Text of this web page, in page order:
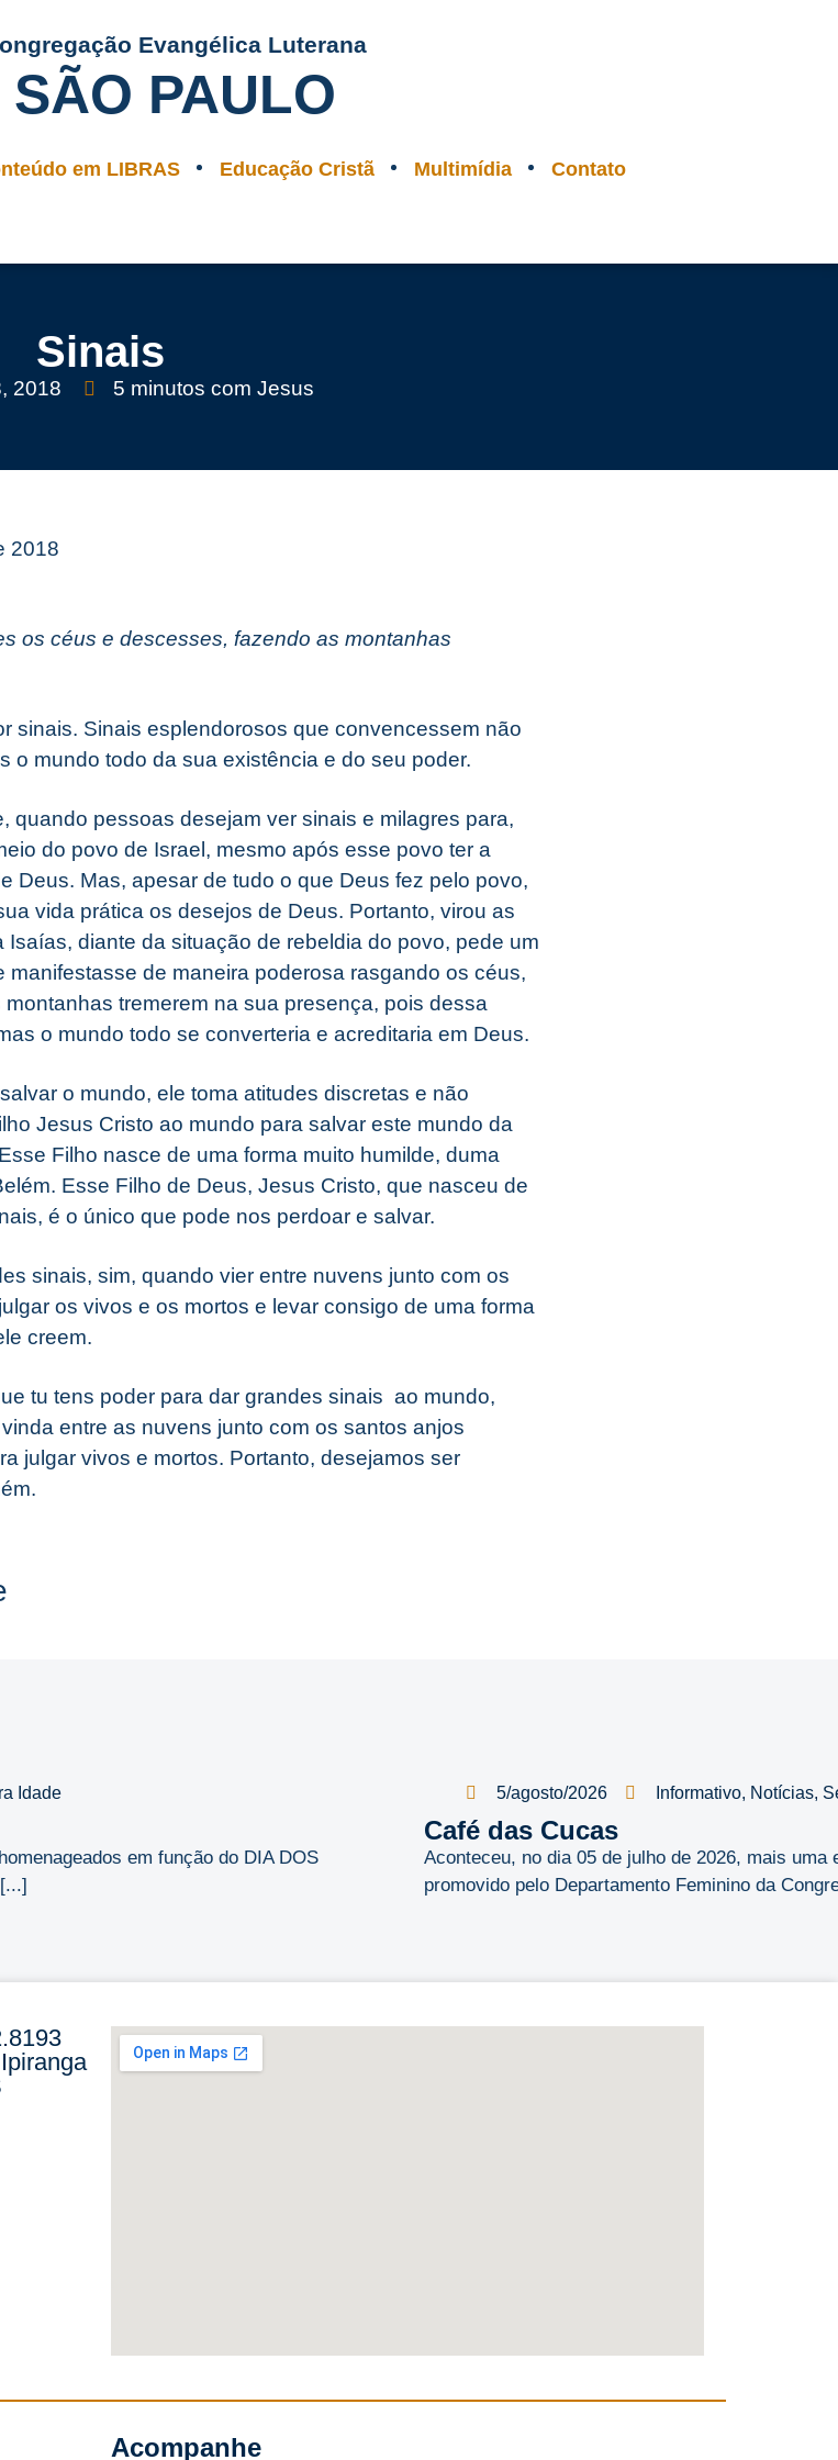
Evangélica Luterana
SÃO PAULO
em LIBRAS Educação Cristã Multimídia Contato
Sinais
2018 5 minutos com Jesus
2018
os céus e descesses, fazendo as montanhas
sinais. Sinais esplendorosos que convencessem não
o mundo todo da sua existência e do seu poder.
quando pessoas desejam ver sinais e milagres para,
do povo de Israel, mesmo após esse povo ter a
Deus. Mas, apesar de tudo o que Deus fez pelo povo,
vida prática os desejos de Deus. Portanto, virou as
diante da situação de rebeldia do povo, pede um
de maneira poderosa rasgando os céus,
tremerem na sua presença, pois dessa
o mundo todo se converteria e acreditaria em Deus.
o mundo, ele toma atitudes discretas e não
Jesus Cristo ao mundo para salvar este mundo da
Filho nasce de uma forma muito humilde, duma
Esse Filho de Deus, Jesus Cristo, que nasceu de
é o único que pode nos perdoar e salvar.
sinais, sim, quando vier entre nuvens junto com os
os vivos e os mortos e levar consigo de uma forma
creem.
tu tens poder para dar grandes sinais ao mundo,
entre as nuvens junto com os santos anjos
julgar vivos e mortos. Portanto, desejamos ser
Idade
em função do DIA DOS
5/agosto/2026 Informativo, Notícias,
Café das Cucas
Aconteceu, no dia 05 de julho de 2026, mais
promovido pelo Departamento Feminino da
Acompanhe